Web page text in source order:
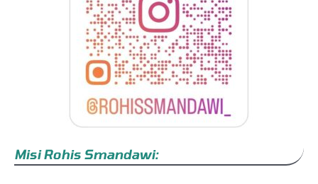
Misi Rohis Smandawi: